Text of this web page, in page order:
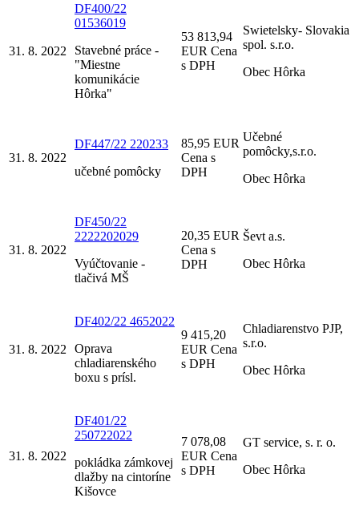
31. 8. 2022
DF400/22
01536019
Stavebné práce -
"Miestne
komunikácie
Hôrka"
53 813,94
EUR Cena
s DPH
Swietelsky- Slovakia
spol. s.r.o.
Obec Hôrka
31. 8. 2022
DF447/22 220233
učebné pomôcky
85,95 EUR
Cena s
DPH
Učebné
pomôcky,s.r.o.
Obec Hôrka
31. 8. 2022
DF450/22
2222202029
Vyúčtovanie -
tlačivá MŠ
20,35 EUR
Cena s
DPH
Ševt a.s.
Obec Hôrka
31. 8. 2022
DF402/22 4652022
Oprava
chladiarenského
boxu s prísl.
9 415,20
EUR Cena
s DPH
Chladiarenstvo PJP,
s.r.o.
Obec Hôrka
31. 8. 2022
DF401/22
250722022
pokládka zámkovej
dlažby na cintoríne
Kišovce
7 078,08
EUR Cena
s DPH
GT service, s. r. o.
Obec Hôrka